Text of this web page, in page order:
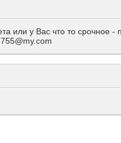
или у Вас что то срочное -